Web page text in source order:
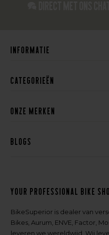
Informatie
Categorieën
Onze merken
Blogs
Your professional bike
BikeSuperior is dealer van
Bikes, Aurum, ENVE, Factor,
leveren we wereldwijd. Wij